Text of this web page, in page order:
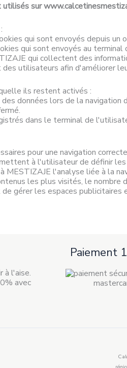
sur
qui sont envoyés depuis
qui sont envoyés au
qui collectent des
utilisateurs afin d'améliorer
ils restent activés :
données lors de la navigation
dans le terminal de
pour une navigation
à l'utilisateur de définir les
MESTIZAJE l'analyse liée à la
les plus visités, le nombre
gérer les espaces publicitaires
à l'aise.
avec
Paiement